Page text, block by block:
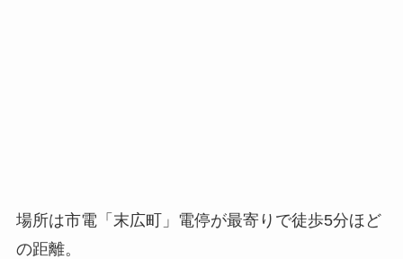
場所は市電「末広町」電停が最寄りで徒歩5分ほど
の距離。